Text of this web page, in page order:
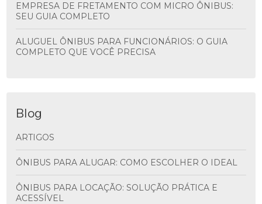
EMPRESA DE FRETAMENTO COM MICRO ÔNIBUS:
SEU GUIA COMPLETO
ALUGUEL ÔNIBUS PARA FUNCIONÁRIOS: O GUIA
COMPLETO QUE VOCÊ PRECISA
Blog
ARTIGOS
ÔNIBUS PARA ALUGAR: COMO ESCOLHER O IDEAL
ÔNIBUS PARA LOCAÇÃO: SOLUÇÃO PRÁTICA E
ACESSÍVEL